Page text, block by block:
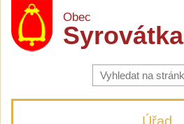
Obec
Syrovátka
Vyhledávání
na
stránkách